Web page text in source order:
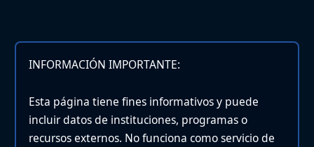
INFORMACIÓN IMPORTANTE:
Esta página tiene fines informativos y puede
incluir datos de instituciones, programas o
recursos externos. No funciona como servicio de